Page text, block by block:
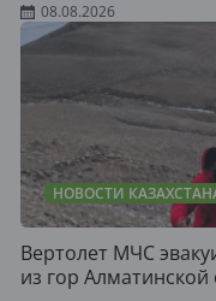
08.08.2026
НОВОСТИ
Вертолет МЧС
из гор Алматинской